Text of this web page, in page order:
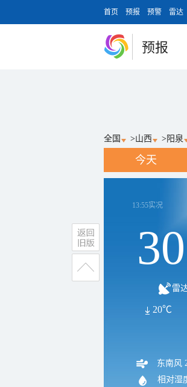
首页 预报 预警 雷达
预报
全国 >山西 > 阳泉
今天
13:55实况
雷
20℃
东南风
相对湿